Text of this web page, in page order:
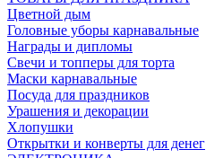
Цветной дым
Головные уборы карнавальные
Награды и дипломы
Свечи и топперы для торта
Маски карнавальные
Посуда для праздников
Урашения и декорации
Хлопушки
Открытки и конверты для денег